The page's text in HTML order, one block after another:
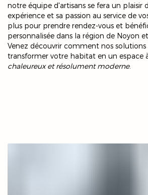
notre équipe d'artisans se fera un plaisir
expérience et sa passion au service de
plus pour prendre rendez-vous et
personnalisée dans la région de Noyon
Venez découvrir comment nos
transformer votre habitat en un espace
chaleureux et résolument moderne.